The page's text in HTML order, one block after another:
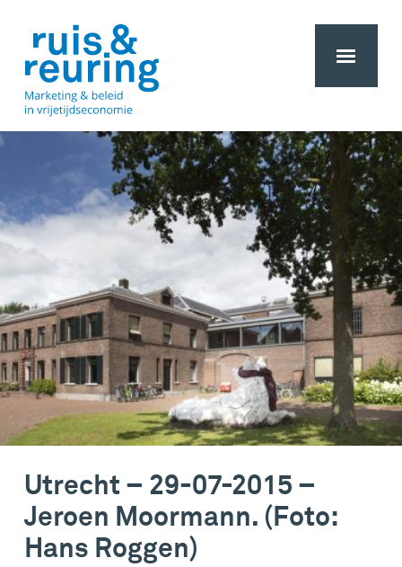
Utrecht – 29-07-2015 –
Jeroen Moormann. (Foto:
Hans Roggen)